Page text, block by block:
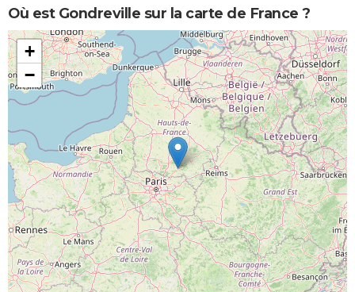
Où est Gondreville sur la carte de France ?
+
−